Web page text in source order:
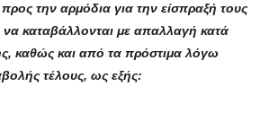
την αρμόδια για την είσπραξή τους
να καταβάλλονται με απαλλαγή κατά
καθώς και από τα πρόστιμα λόγω
τέλους, ως εξής: